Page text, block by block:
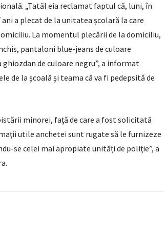
„Tatăl eia reclamat faptul că, luni, în
ani a plecat de la unitatea școlară la care
La momentul plecării de la domiciliu,
pantaloni blue-jeans de culoare
ghiozdan de culoare negru”, a informat
de la școală și teama că va fi pedepsită de
minorei, faţă de care a fost solicitată
utile anchetei sunt rugate să le furnizeze
se celei mai apropiate unități de poliţie”, a